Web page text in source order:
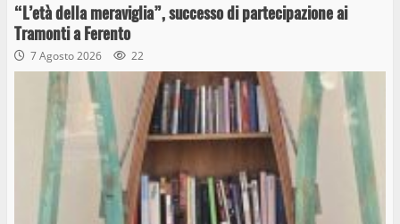
“L’età della meraviglia”, successo di partecipazione ai
Tramonti a Ferento
7 Agosto 2026 22